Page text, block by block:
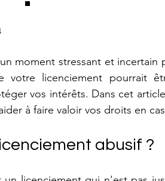
moment stressant et
votre licenciement pourrait
vos intérêts. Dans cet
à faire valoir vos droits en
abusif ?